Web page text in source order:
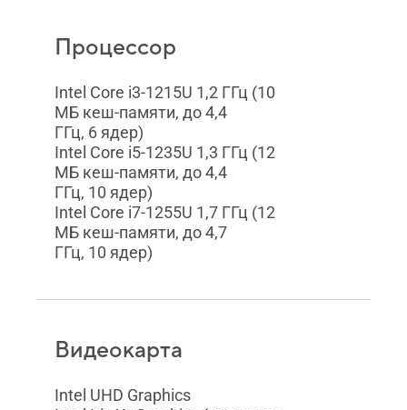
Процессор
Intel Core i3-1215U 1,2 ГГц (10
МБ кеш-памяти, до 4,4
ГГц, 6 ядер)
Intel Core i5-1235U 1,3 ГГц (12
МБ кеш-памяти, до 4,4
ГГц, 10 ядер)
Intel Core i7-1255U 1,7 ГГц (12
МБ кеш-памяти, до 4,7
ГГц, 10 ядер)
Видеокарта
Intel UHD Graphics